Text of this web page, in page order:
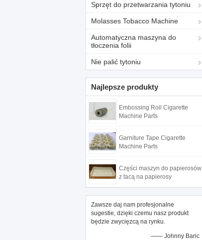
Sprzęt do przetwarzania tytoniu
Molasses Tobacco Machine
Automatyczna maszyna do
tłoczenia folii
Nie palić tytoniu
Najlepsze produkty
Embossing Roll Cigarette
Machine Parts
Garniture Tape Cigarette
Machine Parts
Części maszyn do papierosów
z tacą na papierosy
Zawsze daj nam profesjonalne
sugestie, dzięki czemu nasz produkt
będzie zwycięzcą na rynku.
—— Johnny Baric